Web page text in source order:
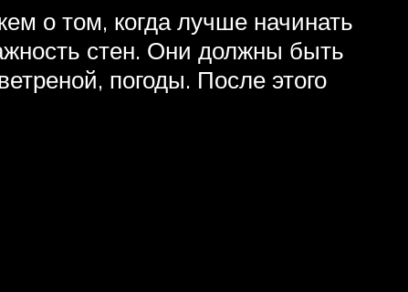
о том, когда лучше начинать
стен. Они должны быть
погоды. После этого